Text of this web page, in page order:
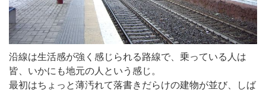
沿線は生活感が強く感じられる路線で、乗っている人は
皆、いかにも地元の人という感じ。
最初はちょっと薄汚れて落書きだらけの建物が並び、しば